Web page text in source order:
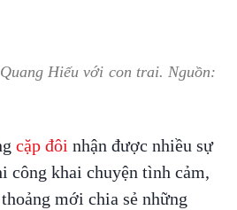
Hiếu với con trai. Nguồn:
cặp đôi nhận được nhiều sự
công khai chuyện tình cảm,
mới chia sẻ những